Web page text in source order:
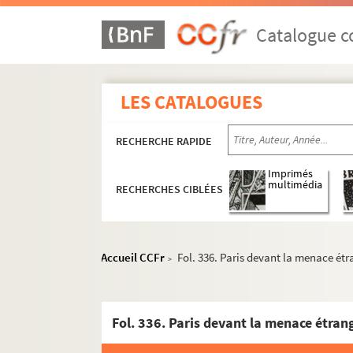
Catalogue
LES CATALOGUES
RECHERCHE RAPIDE
RECHERCHES CIBLÉES
Imprimés
multimédia
Accueil CCFr > Fol. 336. Paris devant la menace
Fol. 336. Paris devant la menace